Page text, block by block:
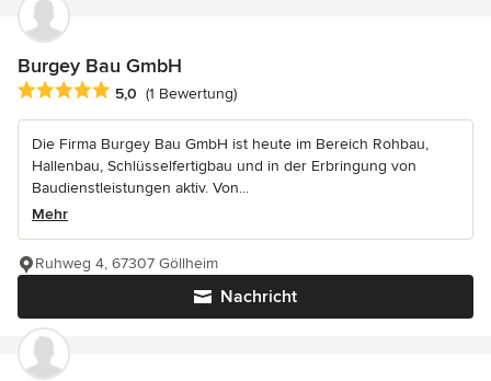
Burgey Bau GmbH
Durchschnittliche Bewertung: 5 von 5 Sternen
5,0 (1 Bewertung)
Die Firma Burgey Bau GmbH ist heute im Bereich Rohbau,
Hallenbau, Schlüsselfertigbau und in der Erbringung von
Baudienstleistungen aktiv. Von...
Mehr
Nachricht
Ruhweg 4, 67307 Göllheim